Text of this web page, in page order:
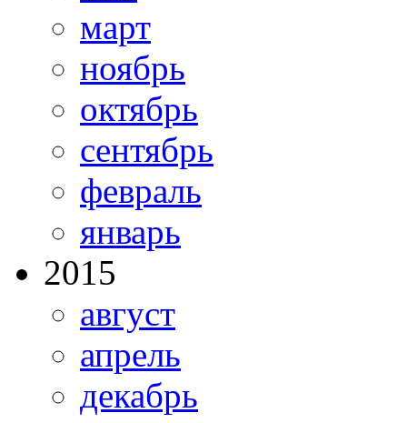
март
ноябрь
октябрь
сентябрь
февраль
январь
2015
август
апрель
декабрь